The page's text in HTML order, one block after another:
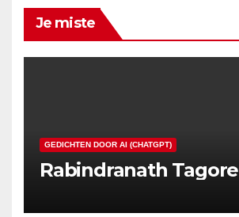
Je miste
GEDICHTEN DOOR AI (CHATGPT)
Rabindranath Tagore